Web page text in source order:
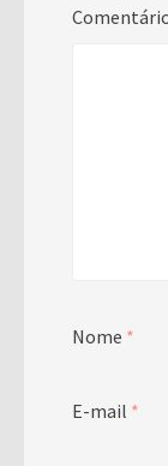
Nome *
E-mail *